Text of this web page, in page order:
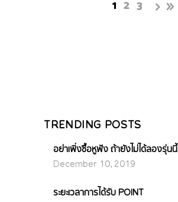
1 2 3
TRENDING POSTS
อย่าเพิ่งซื้อหูฟัง ถ้ายังไม่ได้ลองรุ่นนี้
December 10, 2019
ระยะเวลาการได้รับ POINT